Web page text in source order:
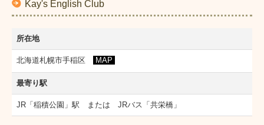
Kay's English Club
所在地
北海道札幌市手稲区 MAP
最寄り駅
JR「稲積公園」駅 または JRバス「共栄橋」